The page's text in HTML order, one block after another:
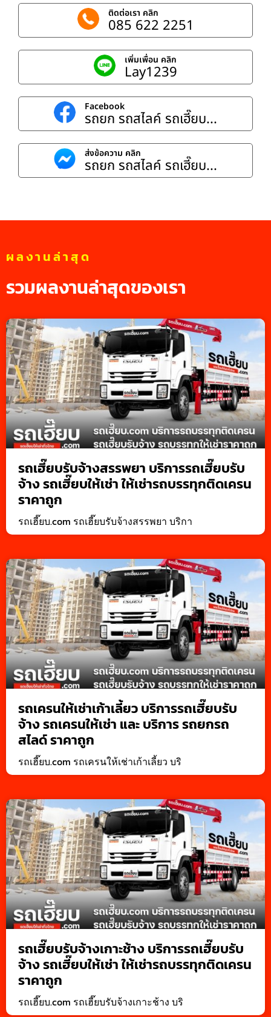
ติดต่อเรา คลิก
085 622 2251
เพิ่มเพื่อน คลิก
Lay1239
Facebook
รถยก รถสไลค์ รถเฮี๊ยบ...
ส่งข้อความ คลิก
รถยก รถสไลค์ รถเฮี๊ยบ...
ผลงานล่าสุด
รวมผลงานล่าสุดของเรา
รถเฮี๊ยบรับจ้างสรรพยา บริการรถเฮี๊ยบรับ
จ้าง รถเฮี๊ยบให้เช่า ให้เช่ารถบรรทุกติดเครน
ราคาถูก
รถเฮี๊ยบ.com รถเฮี๊ยบรับจ้างสรรพยา บริกา
รถเครนให้เช่าเก้าเลี้ยว บริการรถเฮี๊ยบรับ
จ้าง รถเครนให้เช่า และ บริการ รถยกรถ
สไลด์ ราคาถูก
รถเฮี๊ยบ.com รถเครนให้เช่าเก้าเลี้ยว บริ
รถเฮี๊ยบรับจ้างเกาะช้าง บริการรถเฮี๊ยบรับ
จ้าง รถเฮี๊ยบให้เช่า ให้เช่ารถบรรทุกติดเครน
ราคาถูก
รถเฮี๊ยบ.com รถเฮี๊ยบรับจ้างเกาะช้าง บริ